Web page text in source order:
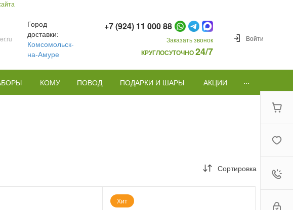
Город
доставки:
Комсомольск-
на-Амуре
+7 (924) 11 000 88
Заказать звонок
КРУГЛОСУТОЧНО24/7
Войти
КОМУ ПОВОД ПОДАРКИ И ШАРЫ АКЦИИ ...
Сортировка
Хит